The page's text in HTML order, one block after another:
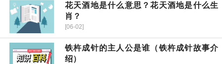
花天酒地是什么意思？花天酒地是什么生
肖？
[06-02]
铁杵成针的主人公是谁（铁杵成针故事介
绍）